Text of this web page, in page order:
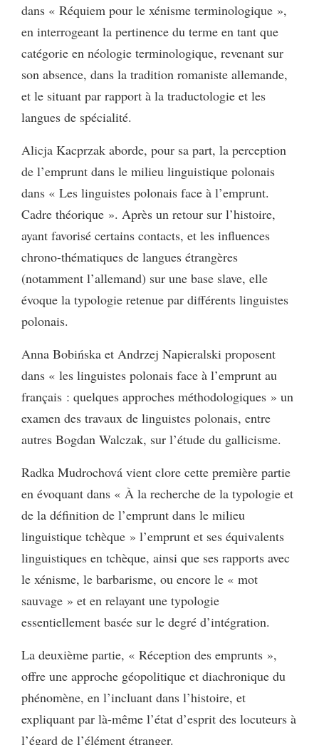
dans « Réquiem pour le xénisme terminologique »,
en interrogeant la pertinence du terme en tant que
catégorie en néologie terminologique, revenant sur
son absence, dans la tradition romaniste allemande,
et le situant par rapport à la traductologie et les
langues de spécialité.
Alicja Kacprzak aborde, pour sa part, la perception
de l’emprunt dans le milieu linguistique polonais
dans « Les linguistes polonais face à l’emprunt.
Cadre théorique ». Après un retour sur l’histoire,
ayant favorisé certains contacts, et les influences
chrono-thématiques de langues étrangères
(notamment l’allemand) sur une base slave, elle
évoque la typologie retenue par différents linguistes
polonais.
Anna Bobińska et Andrzej Napieralski proposent
dans « les linguistes polonais face à l’emprunt au
français : quelques approches méthodologiques » un
examen des travaux de linguistes polonais, entre
autres Bogdan Walczak, sur l’étude du gallicisme.
Radka Mudrochová vient clore cette première partie
en évoquant dans « À la recherche de la typologie et
de la définition de l’emprunt dans le milieu
linguistique tchèque » l’emprunt et ses équivalents
linguistiques en tchèque, ainsi que ses rapports avec
le xénisme, le barbarisme, ou encore le « mot
sauvage » et en relayant une typologie
essentiellement basée sur le degré d’intégration.
La deuxième partie, « Réception des emprunts »,
offre une approche géopolitique et diachronique du
phénomène, en l’incluant dans l’histoire, et
expliquant par là-même l’état d’esprit des locuteurs à
l’égard de l’élément étranger.